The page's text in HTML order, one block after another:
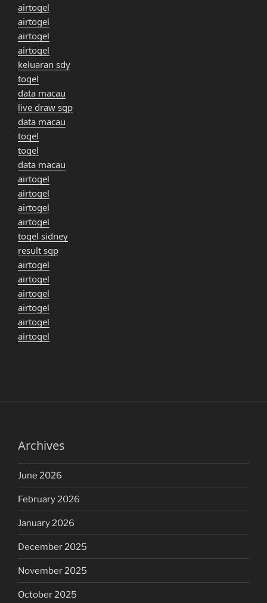
airtogel
airtogel
airtogel
airtogel
keluaran sdy
togel
data macau
live draw sgp
data macau
togel
togel
data macau
airtogel
airtogel
airtogel
airtogel
togel sidney
result sgp
airtogel
airtogel
airtogel
airtogel
airtogel
airtogel
Archives
June 2026
February 2026
January 2026
December 2025
November 2025
October 2025